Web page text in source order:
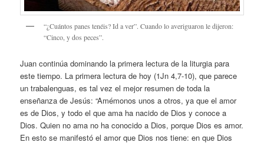
“¿Cuántos panes tenéis? Id a ver”. Cuando lo averiguaron le dijeron:
“Cinco, y dos peces”.
Juan continúa dominando la primera lectura de la liturgia para
este tiempo. La primera lectura de hoy (1Jn 4,7-10), que parece
un trabalenguas, es tal vez el mejor resumen de toda la
enseñanza de Jesús: “Amémonos unos a otros, ya que el amor
es de Dios, y todo el que ama ha nacido de Dios y conoce a
Dios. Quien no ama no ha conocido a Dios, porque Dios es amor.
En esto se manifestó el amor que Dios nos tiene: en que Dios